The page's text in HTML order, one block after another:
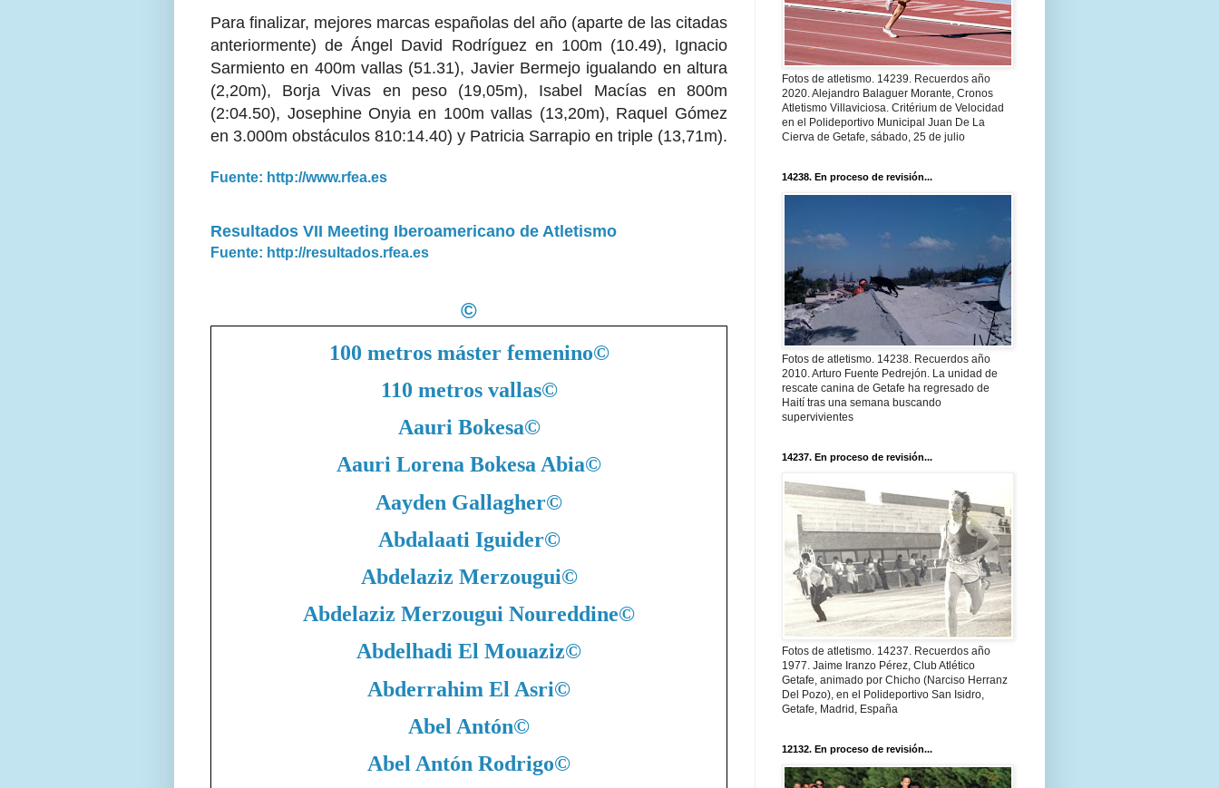
Para finalizar, mejores marcas españolas del año (aparte de las citadas
anteriormente) de Ángel David Rodríguez en 100m (10.49), Ignacio
Sarmiento en 400m vallas (51.31), Javier Bermejo igualando en altura
(2,20m), Borja Vivas en peso (19,05m), Isabel Macías en 800m
(2:04.50), Josephine Onyia en 100m vallas (13,20m), Raquel Gómez
en 3.000m obstáculos 810:14.40) y Patricia Sarrapio en triple (13,71m).
Fuente: http://www.rfea.es
Resultados VII Meeting Iberoamericano de Atletismo
Fuente: http://resultados.rfea.es
©
100 metros máster femenino©
110 metros vallas©
Aauri Bokesa©
Aauri Lorena Bokesa Abia©
Aayden Gallagher©
Abdalaati Iguider©
Abdelaziz Merzougui©
Abdelaziz Merzougui Noureddine©
Abdelhadi El Mouaziz©
Abderrahim El Asri©
Abel Antón©
Abel Antón Rodrigo©
Fotos de atletismo. 14239. Recuerdos año
2020. Alejandro Balaguer Morante, Cronos
Atletismo Villaviciosa. Critérium de Velocidad
en el Polideportivo Municipal Juan De La
Cierva de Getafe, sábado, 25 de julio
14238. En proceso de revisión...
Fotos de atletismo. 14238. Recuerdos año
2010. Arturo Fuente Pedrejón. La unidad de
rescate canina de Getafe ha regresado de
Haití tras una semana buscando
supervivientes
14237. En proceso de revisión...
Fotos de atletismo. 14237. Recuerdos año
1977. Jaime Iranzo Pérez, Club Atlético
Getafe, animado por Chicho (Narciso Herranz
Del Pozo), en el Polideportivo San Isidro,
Getafe, Madrid, España
12132. En proceso de revisión...